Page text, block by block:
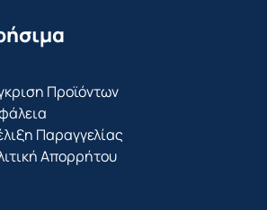
Προϊόντων
Παραγγελίας
Απορρήτου